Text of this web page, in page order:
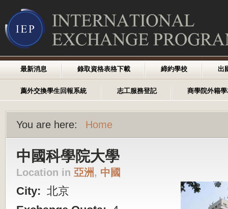
最新消息 錄取資格表格下載 締約學校 出
薦外交換學生回報系統 志工服務登記 商學院外籍
You are here: Home
中國科學院大學
Location in 亞洲, 中國
City: 北京